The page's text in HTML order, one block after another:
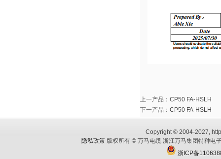
上一产品 ： CP50 FA-HSLH
下一产品 ： CP50 FA-HSLH
Copyright © 2004-2027,
隐私政策版权所有 © 万马电缆 浙江万马集团特种电
浙ICP备